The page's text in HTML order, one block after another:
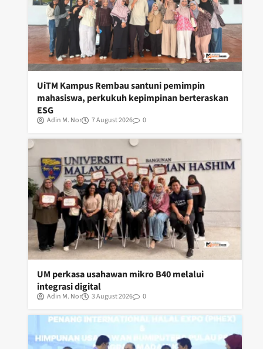
UiTM Kampus Rembau santuni pemimpin
mahasiswa, perkukuh kepimpinan berteraskan
ESG
Adin M. Nor 7 August 2026 0
UM perkasa usahawan mikro B40 melalui
integrasi digital
Adin M. Nor 3 August 2026 0